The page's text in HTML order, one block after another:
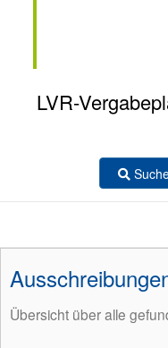
LVR-
Übersicht über alle